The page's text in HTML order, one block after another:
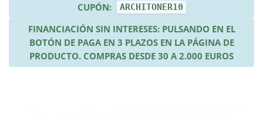
CUPÓN:
ARCHITONER10
FINANCIACIÓN SIN INTERESES: PULSANDO EN EL
BOTÓN DE PAGA EN 3 PLAZOS EN LA PÁGINA DE
PRODUCTO. COMPRAS DESDE 30 A 2.000 EUROS